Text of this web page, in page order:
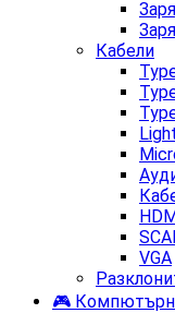
Кабели
VGA
🎮